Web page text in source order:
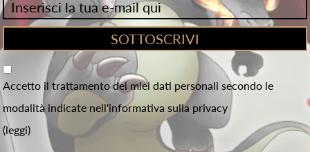
Accetto il trattamento dei miei dati personali secondo le
modalità indicate nell'informativa sulla privacy
(leggi)